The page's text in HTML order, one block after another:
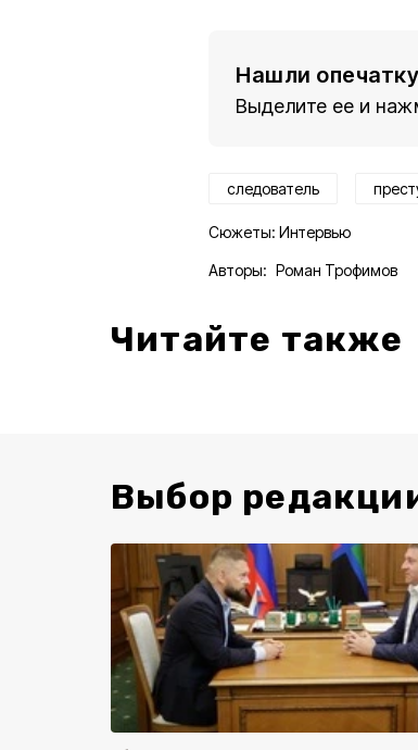
Нашли
Выделите ее и
следователь
Сюжеты: Интервью
Авторы: Роман Трофимов
Читайте также
Выбор